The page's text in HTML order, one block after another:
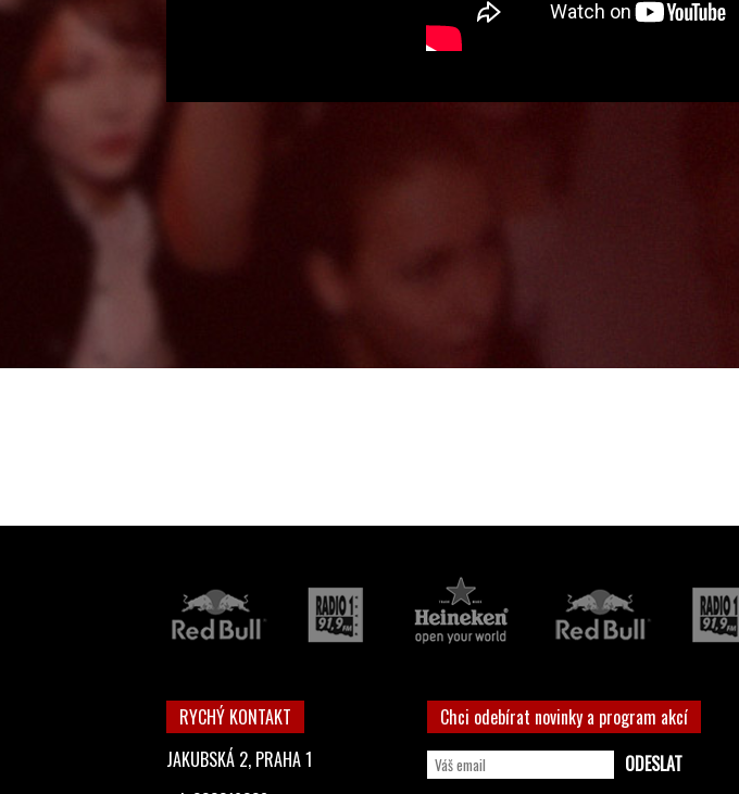
RYCHÝ KONTAKT
JAKUBSKÁ 2, PRAHA 1
Chci odebírat novinky a program akcí